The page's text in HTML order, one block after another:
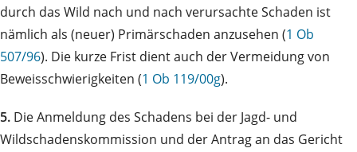
durch das Wild nach und nach verursachte Schaden ist
nämlich als (neuer) Primärschaden anzusehen (1 Ob
507/96). Die kurze Frist dient auch der Vermeidung von
Beweisschwierigkeiten (1 Ob 119/00g).
5. Die Anmeldung des Schadens bei der Jagd- und
Wildschadenskommission und der Antrag an das Gericht